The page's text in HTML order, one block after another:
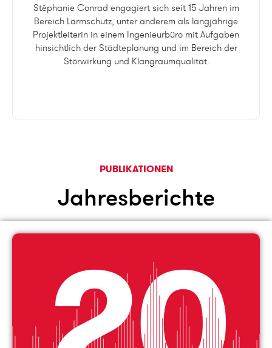
Stéphanie Conrad engagiert sich seit 15 Jahren im
Bereich Lärmschutz, unter anderem als langjährige
Projektleiterin in einem Ingenieurbüro mit Aufgaben
hinsichtlich der Städteplanung und im Bereich der
Störwirkung und Klangraumqualität.
PUBLIKATIONEN
Jahresberichte